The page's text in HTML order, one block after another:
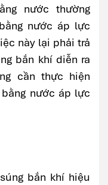
nước thường
nước áp lực
này lại phải trả
bắn khí diễn ra
cần thực hiện
nước áp lực
bắn khí hiệu